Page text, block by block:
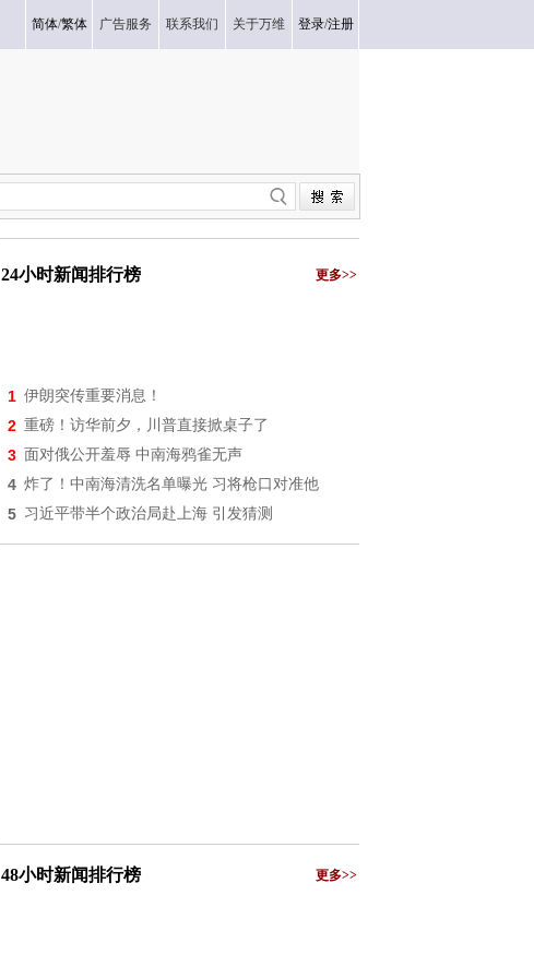
简体/繁体 广告服务 联系我们 关于万维 登录/注册
24小时新闻排行榜 更多>>
1 伊朗突传重要消息！
2 重磅！访华前夕，川普直接掀桌子了
3 面对俄公开羞辱 中南海鸦雀无声
4 炸了！中南海清洗名单曝光 习将枪口对准他
5 习近平带半个政治局赴上海 引发猜测
48小时新闻排行榜 更多>>